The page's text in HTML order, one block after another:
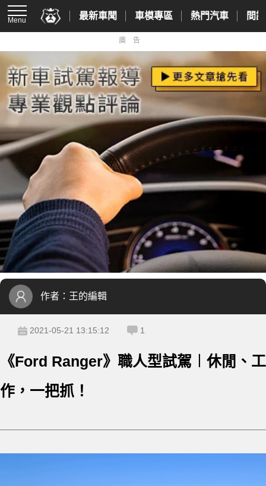
Menu 最新車聞 車模專區 熱門汽車 間
廣告
作者： 王的編輯
2021-05-21 13:15:12 1
《Ford Ranger》職人型試駕︱休閒、工
作，一把抓！